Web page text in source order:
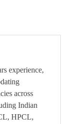
experience,
across
Indian
HPCL,